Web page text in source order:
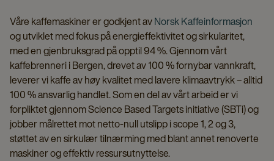
Våre kaffemaskiner er godkjent avNorsk Kaffeinformasjon
og utviklet med fokus på energieffektivitet og sirkularitet,
med en gjenbruksgrad på opptil 94 %. Gjennom vårt
kaffebrenneri i Bergen, drevet av 100 % fornybar vannkraft,
leverer vi kaffe av høy kvalitet med lavere klimaavtrykk – alltid
100 % ansvarlig handlet. Som en del av vårt arbeid er vi
forpliktet gjennom Science Based Targets initiative (SBTi) og
jobber målrettet mot netto-null utslipp i scope 1, 2 og 3,
støttet av en sirkulær tilnærming med blant annet renoverte
maskiner og effektiv ressursutnyttelse.